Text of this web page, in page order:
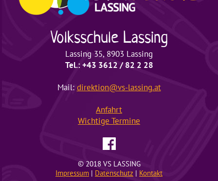
VolksschuleLassing
Lassing 35, 8903 Lassing
Tel.: +43 3612 / 82 2 28
Mail: direktion@vs-lassing.at
Anfahrt
Wichtige Termine
© 2018 VS LASSING
Impressum | Datenschutz | Kontakt